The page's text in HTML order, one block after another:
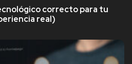
correcto para tu
real)